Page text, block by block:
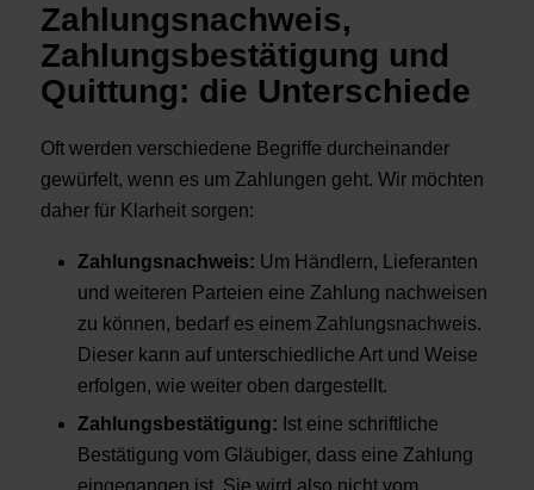
Zahlungsnachweis,
Zahlungsbestätigung und
Quittung: die Unterschiede
Oft werden verschiedene Begriffe durcheinander
gewürfelt, wenn es um Zahlungen geht. Wir möchten
daher für Klarheit sorgen:
Zahlungsnachweis: Um Händlern, Lieferanten
und weiteren Parteien eine Zahlung nachweisen
zu können, bedarf es einem Zahlungsnachweis.
Dieser kann auf unterschiedliche Art und Weise
erfolgen, wie weiter oben dargestellt.
Zahlungsbestätigung: Ist eine schriftliche
Bestätigung vom Gläubiger, dass eine Zahlung
eingegangen ist. Sie wird also nicht vom